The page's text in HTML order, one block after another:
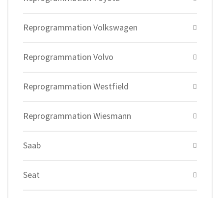
Reprogrammation Volkswagen
Reprogrammation Volvo
Reprogrammation Westfield
Reprogrammation Wiesmann
Saab
Seat